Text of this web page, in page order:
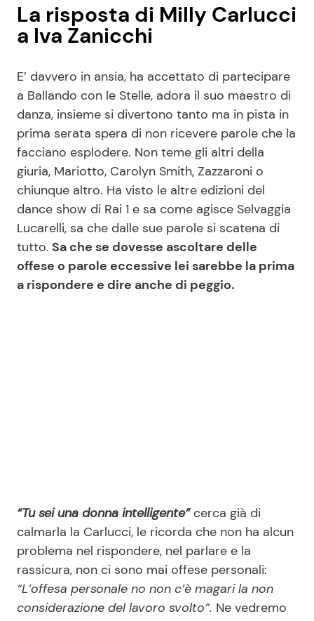
La risposta di Milly Carlucci
a Iva Zanicchi
E’ davvero in ansia, ha accettato di partecipare
a Ballando con le Stelle, adora il suo maestro di
danza, insieme si divertono tanto ma in pista in
prima serata spera di non ricevere parole che la
facciano esplodere. Non teme gli altri della
giuria, Mariotto, Carolyn Smith, Zazzaroni o
chiunque altro. Ha visto le altre edizioni del
dance show di Rai 1 e sa come agisce Selvaggia
Lucarelli, sa che dalle sue parole si scatena di
tutto. Sa che se dovesse ascoltare delle
offese o parole eccessive lei sarebbe la prima
a rispondere e dire anche di peggio.
“Tu sei una donna intelligente”cerca già di
calmarla la Carlucci, le ricorda che non ha alcun
problema nel rispondere, nel parlare e la
rassicura, non ci sono mai offese personali:
“L’offesa personale no non c’è magari la non
considerazione del lavoro svolto”. Ne vedremo